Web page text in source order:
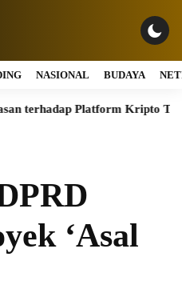
NASIONAL BUDAYA
Platform Kripto Tanpa Izin
‘Asal